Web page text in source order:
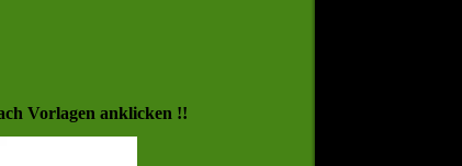
Vorlagen anklicken !!